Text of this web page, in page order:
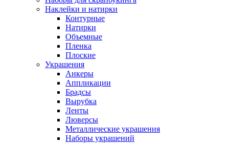
Наклейки и натирки
Контурные
Натирки
Объемные
Пленка
Плоские
Украшения
Анкеры
Аппликации
Брадсы
Вырубка
Ленты
Люверсы
Металлические украшения
Наборы украшений